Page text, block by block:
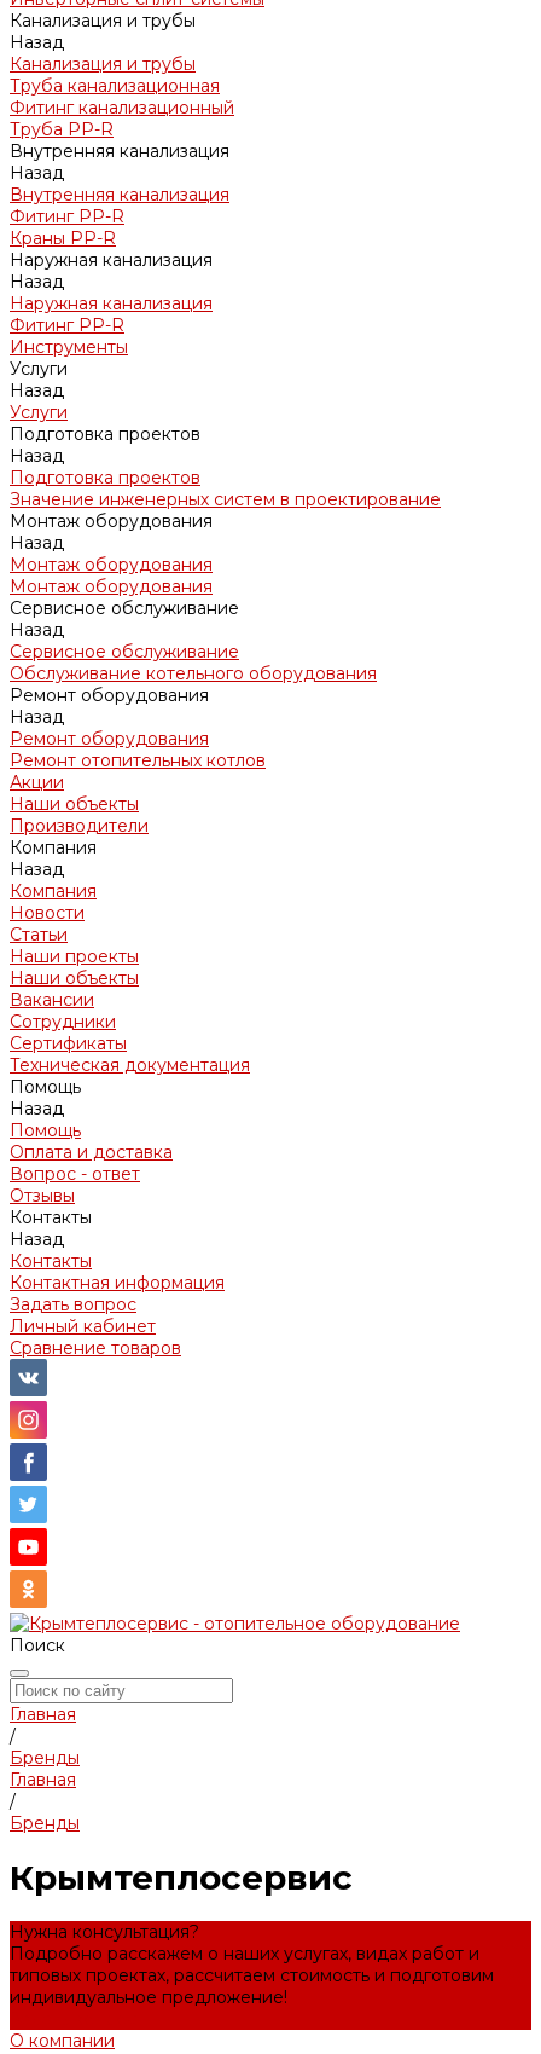
Канализация и трубы
Назад
Канализация и трубы
Труба канализационная
Фитинг канализационный
Труба PP-R
Внутренняя канализация
Назад
Внутренняя канализация
Фитинг PP-R
Краны PP-R
Наружная канализация
Назад
Наружная канализация
Фитинг PP-R
Инструменты
Услуги
Назад
Услуги
Подготовка проектов
Назад
Подготовка проектов
Значение инженерных систем в проектирование
Монтаж оборудования
Назад
Монтаж оборудования
Монтаж оборудования
Сервисное обслуживание
Назад
Сервисное обслуживание
Обслуживание котельного оборудования
Ремонт оборудования
Назад
Ремонт оборудования
Ремонт отопительных котлов
Акции
Наши объекты
Производители
Компания
Назад
Компания
Новости
Статьи
Наши проекты
Наши объекты
Вакансии
Сотрудники
Сертификаты
Техническая документация
Помощь
Назад
Помощь
Оплата и доставка
Вопрос - ответ
Отзывы
Контакты
Назад
Контакты
Контактная информация
Задать вопрос
Личный кабинет
Сравнение товаров
Поиск
Главная
/
Бренды
Главная
/
Бренды
Крымтеплосервис
Нужна консультация?
Подробно расскажем о наших услугах, видах работ и
типовых проектах, рассчитаем стоимость и подготовим
индивидуальное предложение!
О компании